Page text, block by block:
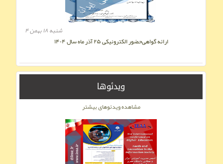
ارائه گواهی‌حضور الکترونیکی ۲۵ آذر ماه سال ۱۴۰۴
شنبه ۱۸ بهمن ۴
ویدئوها
مشاهده ویدئوهای بیشتر